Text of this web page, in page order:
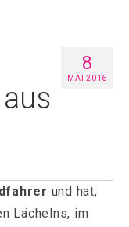
8
MAI 2016
und hat,
Lächelns, im